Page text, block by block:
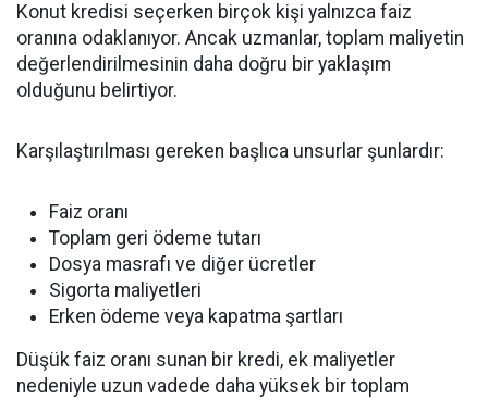
Konut kredisi seçerken birçok kişi yalnızca faiz
oranına odaklanıyor. Ancak uzmanlar, toplam maliyetin
değerlendirilmesinin daha doğru bir yaklaşım
olduğunu belirtiyor.
Karşılaştırılması gereken başlıca unsurlar şunlardır:
Faiz oranı
Toplam geri ödeme tutarı
Dosya masrafı ve diğer ücretler
Sigorta maliyetleri
Erken ödeme veya kapatma şartları
Düşük faiz oranı sunan bir kredi, ek maliyetler
nedeniyle uzun vadede daha yüksek bir toplam